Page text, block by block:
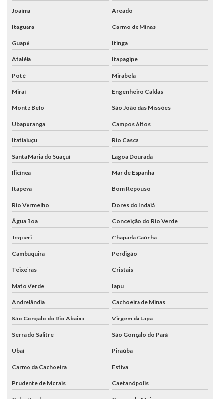
Joaíma Areado
Itaguara Carmo de Minas
Guapé Itinga
Ataléia Itapagipe
Poté Mirabela
Miraí Engenheiro Caldas
Monte Belo São João das Missões
Ubaporanga Campos Altos
Itatiaiuçu Rio Casca
Santa Maria do Suaçuí Lagoa Dourada
Ilicínea Mar de Espanha
Itapeva Bom Repouso
Rio Vermelho Dores do Indaiá
Água Boa Conceição do Rio Verde
Jequeri Chapada Gaúcha
Cambuquira Perdigão
Teixeiras Cristais
Mato Verde Iapu
Andrelândia Cachoeira de Minas
São Gonçalo do Rio Abaixo Virgem da Lapa
Serra do Salitre São Gonçalo do Pará
Ubaí Piraúba
Carmo da Cachoeira Estiva
Prudente de Morais Caetanópolis